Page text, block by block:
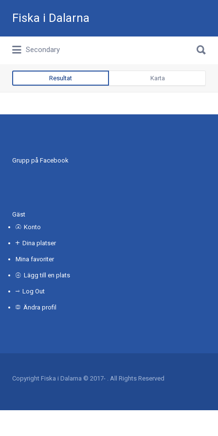
Fiska i Dalarna
Allt du behöver för ditt fiske i Dalarna
efter:
Secondary
efter:
Resultat Karta
Grupp på Facebook
Gäst
Konto
Dina platser
Mina favoriter
Lägg till en plats
Log Out
Ändra profil
Copyright Fiska i Dalarna © 2017- . All Rights Reserved